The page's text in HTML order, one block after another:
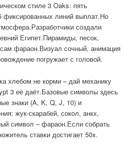
стиле 3 Oaks: пять
фиксированных линий выплат.Но
создали
Египет.Пирамиды, песок,
фараон.Визуал сочный, анимация
погружает с головой.
хлебом не корми – дай механику
3 её даёт.Базовые символы здесь
знаки (A, K, Q, J, 10) и
жук-скарабей, сокол, анкх,
символ – фараон.Если собрать
ставки достигает 50x.